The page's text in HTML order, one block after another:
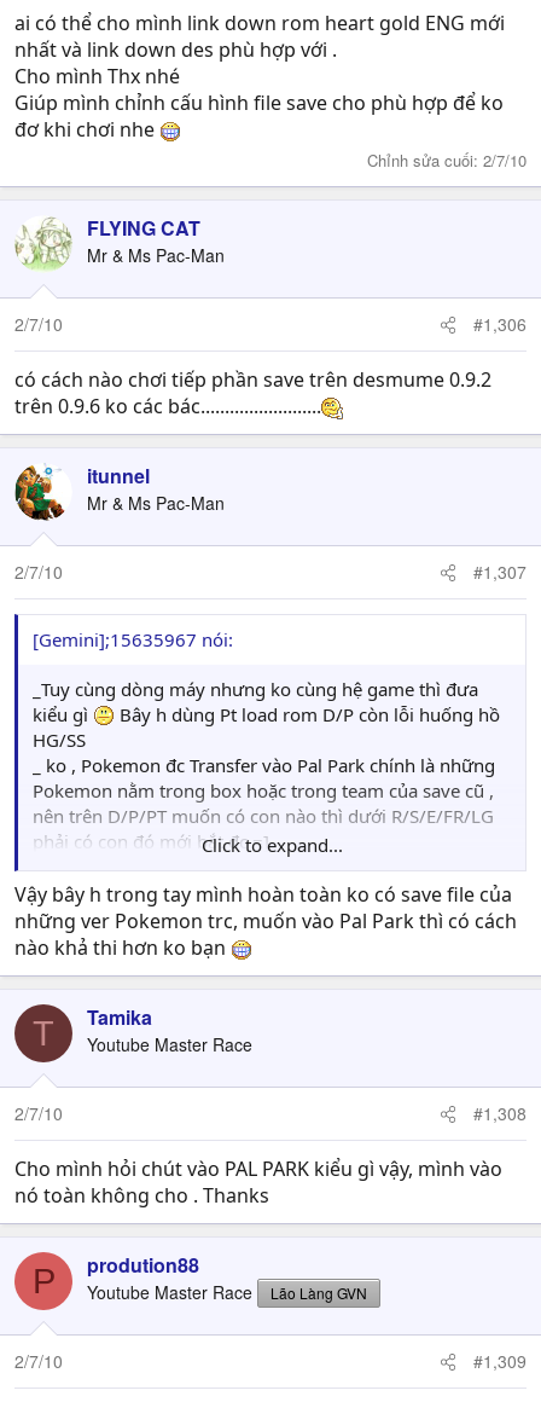
ai có thể cho mình link down rom heart gold ENG mới
nhất và link down des phù hợp với .
Cho mình Thx nhé
Giúp mình chỉnh cấu hình file save cho phù hợp để ko
đơ khi chơi nhe
Chỉnh sửa cuối: 2/7/10
FLYING CAT
Mr & Ms Pac-Man
2/7/10 #1,306
có cách nào chơi tiếp phần save trên desmume 0.9.2
trên 0.9.6 ko các bác.........................
itunnel
Mr & Ms Pac-Man
2/7/10 #1,307
[Gemini];15635967 nói:
_Tuy cùng dòng máy nhưng ko cùng hệ game thì đưa
kiểu gì
Bây h dùng Pt load rom D/P còn lỗi huống hồ
HG/SS
_ ko , Pokemon đc Transfer vào Pal Park chính là những
Pokemon nằm trong box hoặc trong team của save cũ ,
nên trên D/P/PT muốn có con nào thì dưới R/S/E/FR/LG
phải có con đó mới bắt đc =]
k chính là những Pokemon nằm trong box hoặc trong
team của save cũ , nên trên D/P/PT muốn có con nào thì
dưới R/S/E/FR/LG phải có con đó mới bắt đc =]
Click to expand...
Vậy bây h trong tay mình hoàn toàn ko có save file của
những ver Pokemon trc, muốn vào Pal Park thì có cách
nào khả thi hơn ko bạn
T Tamika
Youtube Master Race
2/7/10 #1,308
Cho mình hỏi chút vào PAL PARK kiểu gì vậy, mình vào
nó toàn không cho . Thanks
P prodution88
Youtube Master Race Lão Làng GVN
2/7/10 #1,309